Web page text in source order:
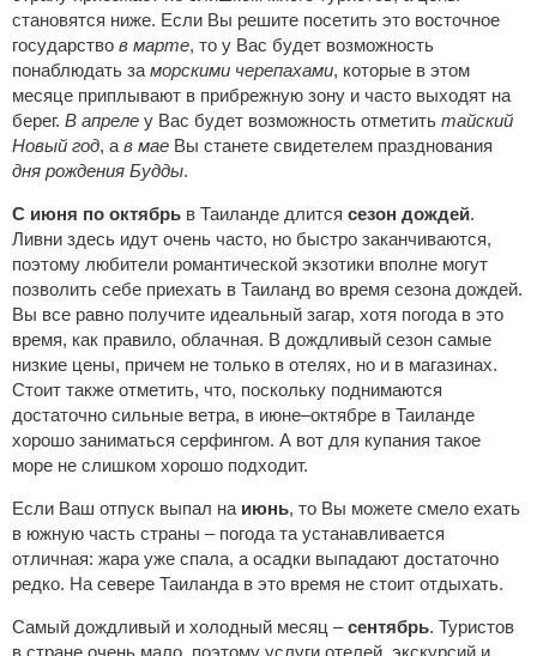
становятся ниже. Если Вы решите посетить это восточное
государство в марте, то у Вас будет возможность
понаблюдать за морскими черепахами, которые в этом
месяце приплывают в прибрежную зону и часто выходят на
берег. В апреле у Вас будет возможность отметить тайский
Новый год, а в мае Вы станете свидетелем празднования
дня рождения Будды.
С июня по октябрь в Таиланде длится сезон дождей.
Ливни здесь идут очень часто, но быстро заканчиваются,
поэтому любители романтической экзотики вполне могут
позволить себе приехать в Таиланд во время сезона дождей.
Вы все равно получите идеальный загар, хотя погода в это
время, как правило, облачная. В дождливый сезон самые
низкие цены, причем не только в отелях, но и в магазинах.
Стоит также отметить, что, поскольку поднимаются
достаточно сильные ветра, в июне–октябре в Таиланде
хорошо заниматься серфингом. А вот для купания такое
море не слишком хорошо подходит.
Если Ваш отпуск выпал на июнь, то Вы можете смело ехать
в южную часть страны – погода та устанавливается
отличная: жара уже спала, а осадки выпадают достаточно
редко. На севере Таиланда в это время не стоит отдыхать.
Самый дождливый и холодный месяц –сентябрь. Туристов
в стране очень мало, поэтому услуги отелей, экскурсий и